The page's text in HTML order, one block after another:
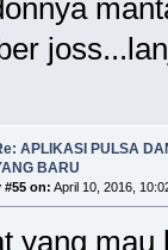
APLIKASI PULSA
BARU
#55 on: April 10, 2016,
yang mau